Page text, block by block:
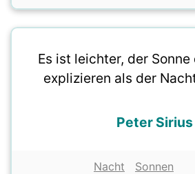
Es ist leichter, der
explizieren als der
Peter Sirius
Nacht Sonnen